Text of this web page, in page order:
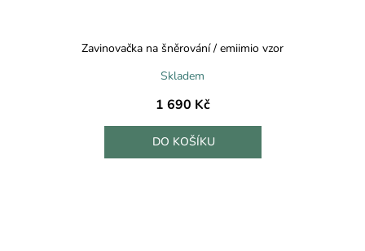
Zavinovačka na šněrování / emiimio vzor
Skladem
1 690 Kč
DO KOŠÍKU